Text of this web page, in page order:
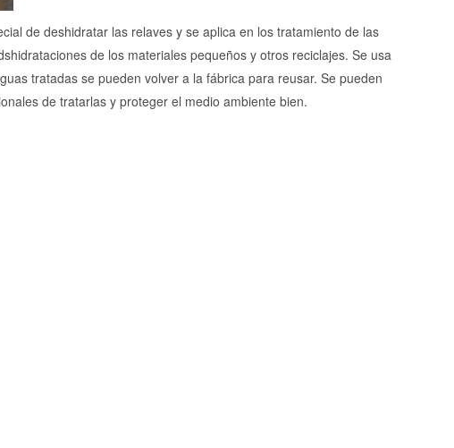
de deshidratar las relaves y se aplica en los tratamiento de las
de los materiales pequeños y otros reciclajes. Se usa
tratadas se pueden volver a la fábrica para reusar. Se pueden
de tratarlas y proteger el medio ambiente bien.